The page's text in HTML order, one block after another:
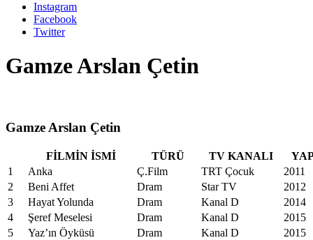
Instagram
Facebook
Twitter
Gamze Arslan Çetin
Gamze Arslan Çetin
FİLMİN İSMİ TÜRÜ TV KANALI
1
Anka Ç.Film TRT Çocuk
2011
2
Beni Affet Dram Star TV
2012
3
Hayat Yolunda Dram Kanal D
2014
4
Şeref Meselesi Dram Kanal D
2015
5
Yaz’ın Öyküsü Dram Kanal D
2015